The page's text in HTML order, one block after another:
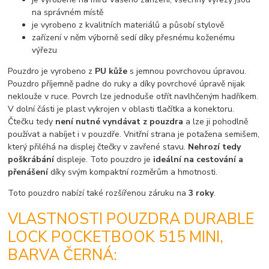
na správném místě
je vyrobeno z kvalitních materiálů a působí stylově
zařízení v něm výborně sedí díky přesnému koženému
výřezu
Pouzdro je vyrobeno z PU kůže s jemnou povrchovou úpravou.
Pouzdro příjemně padne do ruky a díky povrchové úpravě nijak
neklouže v ruce. Povrch lze jednoduše otřít navlhčeným hadříkem.
V dolní části je plast vykrojen v oblasti tlačítka a konektoru.
Čtečku tedy není nutné vyndávat z pouzdra a lze ji pohodlně
používat a nabíjet i v pouzdře. Vnitřní strana je potažena semišem,
který přiléhá na displej čtečky v zavřené stavu. Nehrozí tedy
poškrábánídispleje. Toto pouzdro je ideální na cestování a
přenášenídíky svým kompaktní rozměrům a hmotnosti.
Toto pouzdro nabízí také rozšířenou záruku na3 roky.
VLASTNOSTI POUZDRA DURABLE
LOCK POCKETBOOK 515 MINI,
BARVA ČERNÁ: